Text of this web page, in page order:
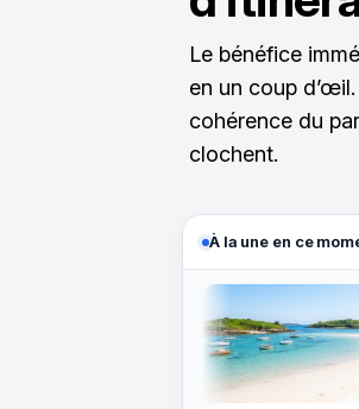
Le bénéfice
en un coup
cohérence du
clochent.
À la une en ce